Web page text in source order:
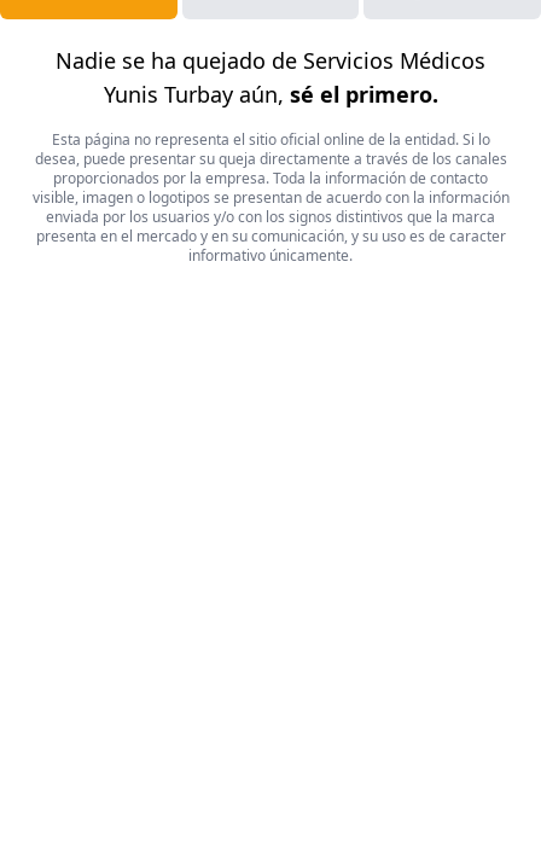
Nadie se ha quejado de Servicios Médicos
Yunis Turbay aún, sé el primero.
Esta página no representa el sitio oficial online de la entidad. Si lo
desea, puede presentar su queja directamente a través de los canales
proporcionados por la empresa. Toda la información de contacto
visible, imagen o logotipos se presentan de acuerdo con la información
enviada por los usuarios y/o con los signos distintivos que la marca
presenta en el mercado y en su comunicación, y su uso es de caracter
informativo únicamente.